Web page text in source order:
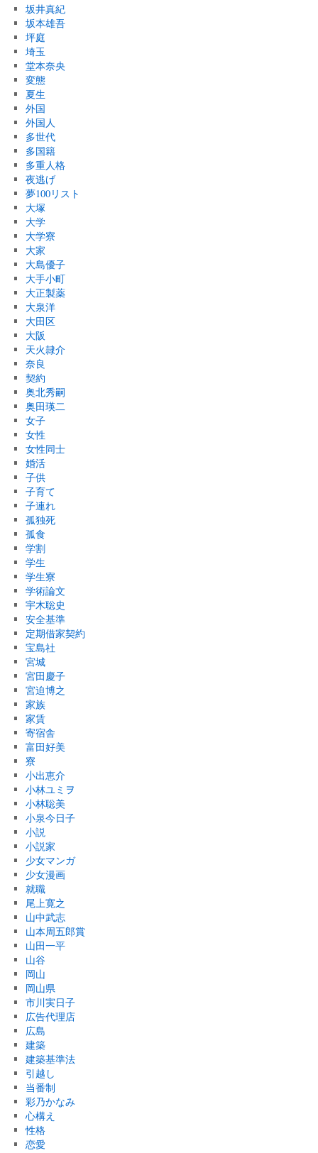
坂井真紀
坂本雄吾
坪庭
埼玉
堂本奈央
変態
夏生
外国
外国人
多世代
多国籍
多重人格
夜逃げ
夢100リスト
大塚
大学
大学寮
大家
大島優子
大手小町
大正製薬
大泉洋
大田区
大阪
天火隷介
奈良
契約
奥北秀嗣
奥田瑛二
女子
女性
女性同士
婚活
子供
子育て
子連れ
孤独死
孤食
学割
学生
学生寮
学術論文
宇木聡史
安全基準
定期借家契約
宝島社
宮城
宮田慶子
宮迫博之
家族
家賃
寄宿舎
富田好美
寮
小出恵介
小林ユミヲ
小林聡美
小泉今日子
小説
小説家
少女マンガ
少女漫画
就職
尾上寛之
山中武志
山本周五郎賞
山田一平
山谷
岡山
岡山県
市川実日子
広告代理店
広島
建築
建築基準法
引越し
当番制
彩乃かなみ
心構え
性格
恋愛